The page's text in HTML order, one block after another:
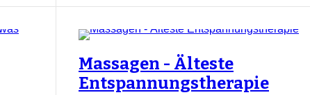
Massagen - Älteste
Entspannungstherapie